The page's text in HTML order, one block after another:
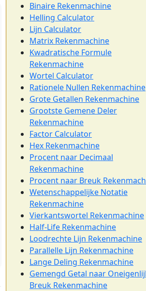
Binaire Rekenmachine
Helling Calculator
Lijn Calculator
Matrix Rekenmachine
Kwadratische Formule
Rekenmachine
Wortel Calculator
Rationele Nullen Rekenmachine
Grote Getallen Rekenmachine
Grootste Gemene Deler
Rekenmachine
Factor Calculator
Hex Rekenmachine
Procent naar Decimaal
Rekenmachine
Procent naar Breuk
Wetenschappelijke Notatie
Rekenmachine
Vierkantswortel Rekenmachine
Half-Life Rekenmachine
Loodrechte Lijn Rekenmachine
Parallelle Lijn Rekenmachine
Lange Deling Rekenmachine
Gemengd Getal naar
Breuk Rekenmachine